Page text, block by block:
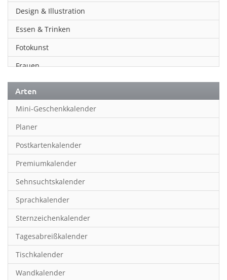
Design & Illustration
Essen & Trinken
Fotokunst
Frauen
Fußball
Geschichte
Humor & Cartoon
Inspiration & Entspannung
Inspiration & Spiritualität
Kinderkalender
Kunst
Länder & Städte
Landschaft & Natur
Lifestyle
Literatur
Arten
Mini-Geschenkkalender
Planer
Postkartenkalender
Premiumkalender
Sehnsuchtskalender
Sprachkalender
Sternzeichenkalender
Tagesabreißkalender
Tischkalender
Wandkalender